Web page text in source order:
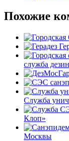
Похожие
служба
Служба
Клоп»
Москвы